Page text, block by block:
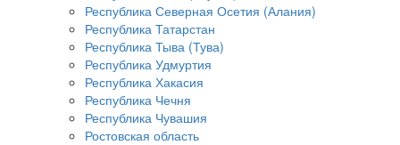
Республика Северная Осетия (Алания)
Республика Татарстан
Республика Тыва (Тува)
Республика Удмуртия
Республика Хакасия
Республика Чечня
Республика Чувашия
Ростовская область